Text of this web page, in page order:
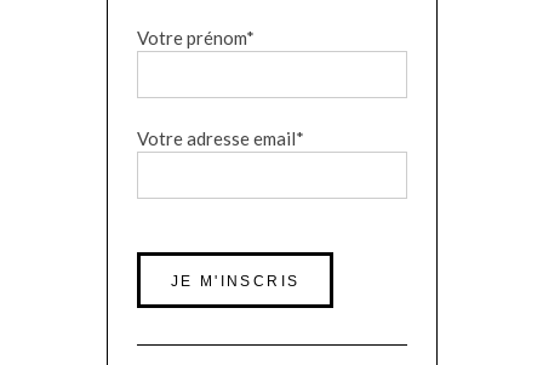
Votre prénom*
Votre adresse email*